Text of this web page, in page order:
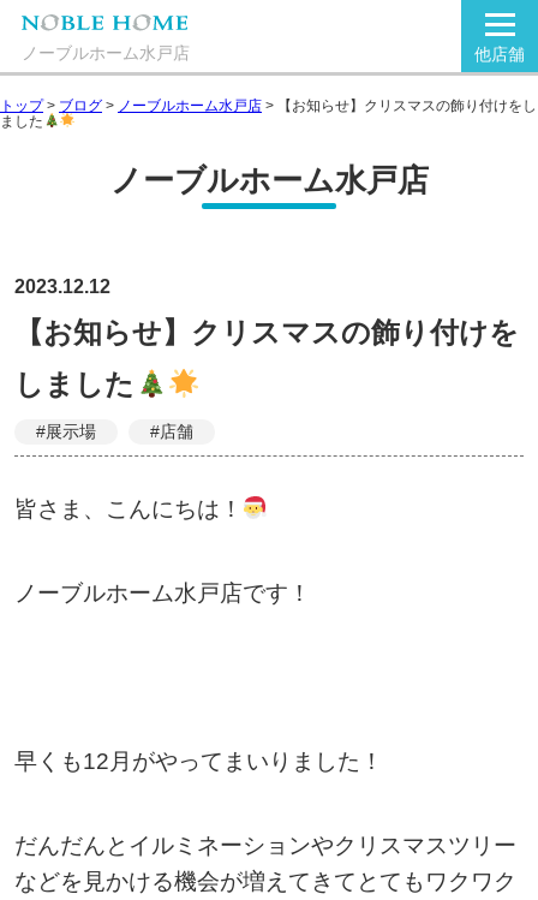
ノーブルホーム水戸店 他店舗
トップ> ブログ > ノーブルホーム水戸店 >
【お知らせ】クリスマスの飾り付けをし
ました
ノーブルホーム水戸店
2023.12.12
【お知らせ】クリスマスの飾り付けを
しました
#展示場 #店舗
皆さま、こんにちは！
ノーブルホーム水戸店です！
早くも12月がやってまいりました！
だんだんとイルミネーションやクリスマスツリー
などを見かける機会が増えてきてとてもワクワク